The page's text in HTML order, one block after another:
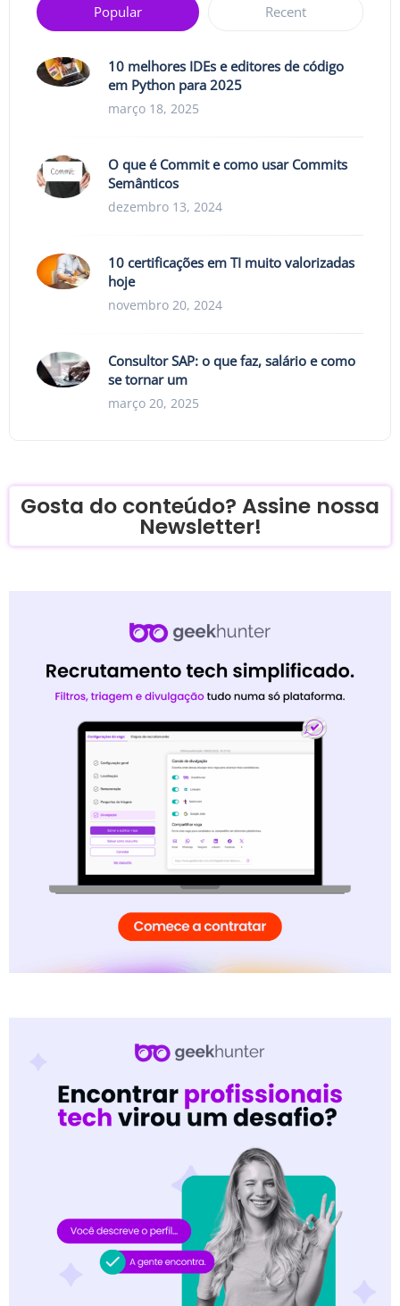
Popular Recent
10 melhores IDEs e editores de código
em Python para 2025
março 18, 2025
O que é Commit e como usar Commits
Semânticos
dezembro 13, 2024
10 certificações em TI muito valorizadas
hoje
novembro 20, 2024
Consultor SAP: o que faz, salário e como
se tornar um
março 20, 2025
Gosta do conteúdo? Assine nossa
Newsletter!